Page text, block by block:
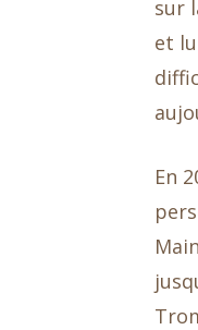
sur
et
En